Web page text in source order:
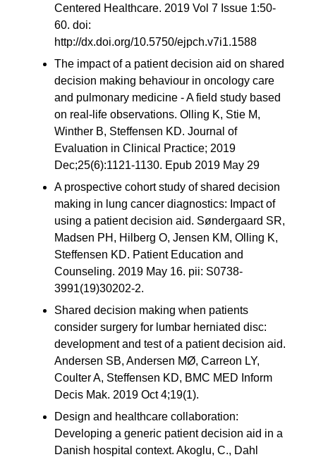
Centered Healthcare. 2019 Vol 7 Issue 1:50-
60. doi:
http://dx.doi.org/10.5750/ejpch.v7i1.1588
The impact of a patient decision aid on shared
decision making behaviour in oncology care
and pulmonary medicine - A field study based
on real-life observations. Olling K, Stie M,
Winther B, Steffensen KD. Journal of
Evaluation in Clinical Practice; 2019
Dec;25(6):1121-1130. Epub 2019 May 29
A prospective cohort study of shared decision
making in lung cancer diagnostics: Impact of
using a patient decision aid. Søndergaard SR,
Madsen PH, Hilberg O, Jensen KM, Olling K,
Steffensen KD. Patient Education and
Counseling. 2019 May 16. pii: S0738-
3991(19)30202-2.
Shared decision making when patients
consider surgery for lumbar herniated disc:
development and test of a patient decision aid.
Andersen SB, Andersen MØ, Carreon LY,
Coulter A, Steffensen KD, BMC MED Inform
Decis Mak. 2019 Oct 4;19(1).
Design and healthcare collaboration:
Developing a generic patient decision aid in a
Danish hospital context. Akoglu, C., Dahl